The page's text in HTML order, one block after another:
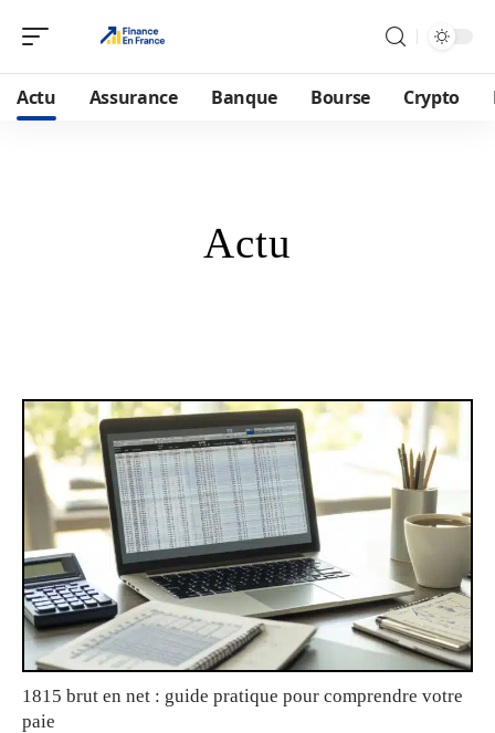
Actu Assurance Banque Bourse Crypto
Actu
1815 brut en net : guide pratique pour comprendre votre
paie